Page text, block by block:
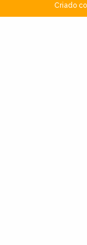
Criado